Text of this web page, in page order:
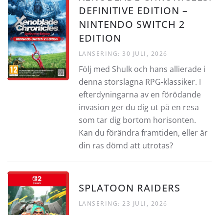
DEFINITIVE EDITION –
NINTENDO SWITCH 2
EDITION
LANSERING: 30 JULI, 2026
Följ med Shulk och hans allierade i
denna storslagna RPG-klassiker. I
efterdyningarna av en förödande
invasion ger du dig ut på en resa
som tar dig bortom horisonten.
Kan du förändra framtiden, eller är
din ras dömd att utrotas?
SPLATOON RAIDERS
LANSERING: 23 JULI, 2026